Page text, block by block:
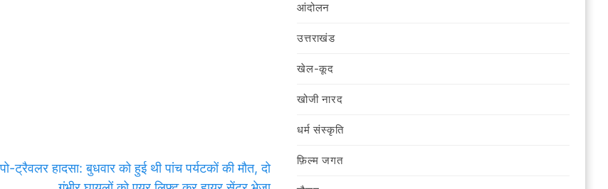
ट्रैवलर हादसा: बुधवार को हुई थी पांच पर्यटकों की मौत, दो
आंदोलन
उत्तराखंड
खेल-कूद
खोजी नारद
धर्म संस्कृति
फ़िल्‍म जगत